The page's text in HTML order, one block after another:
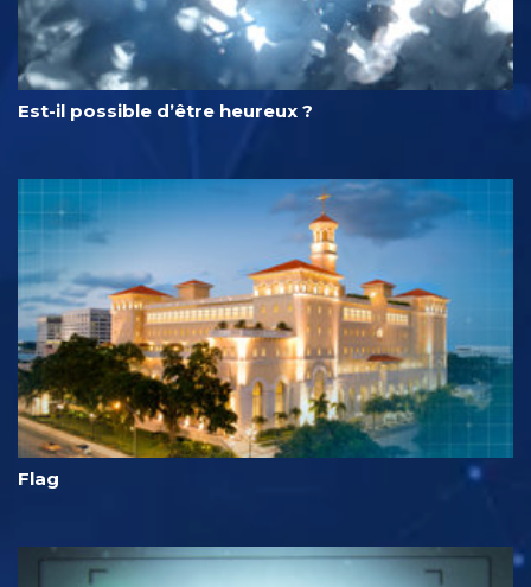
Est-il possible d’être heureux ?
Flag